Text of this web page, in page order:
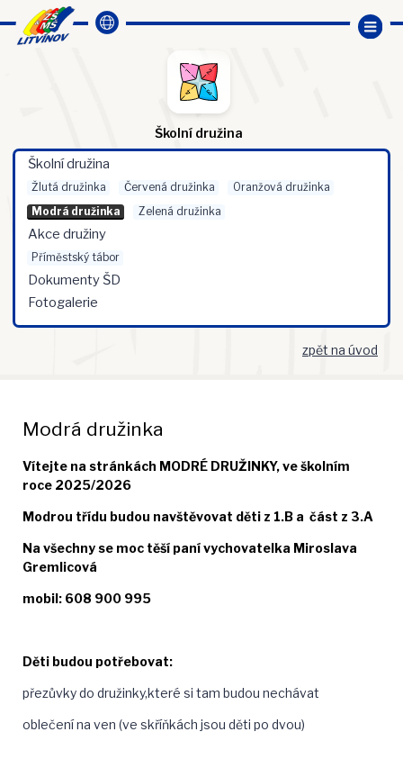
Školní družina
Školní družina
Žlutá družinka Červená družinka
Oranžová družinka
Modrá družinka
Zelená družinka
Akce družiny
Příměstský tábor
Dokumenty ŠD
Fotogalerie
zpět na úvod
Modrá družinka
Vítejte na stránkách MODRÉ DRUŽINKY, ve školním
roce 2025/2026
Modrou třídu budou navštěvovat děti z 1.B a část z 3.A
Na všechny se moc těší paní vychovatelka Miroslava
Gremlicová
mobil: 608 900 995
Děti budou potřebovat:
přezůvky do družinky,které si tam budou nechávat
oblečení na ven (ve skříňkách jsou děti po dvou)